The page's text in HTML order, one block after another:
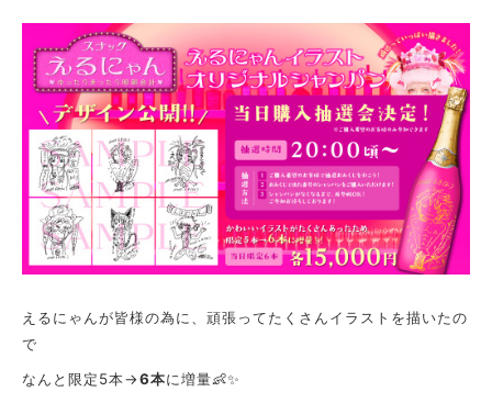
えるにゃんが皆様の為に、頑張ってたくさんイラストを描いたの
で
なんと限定5本→6本に増量👶✨